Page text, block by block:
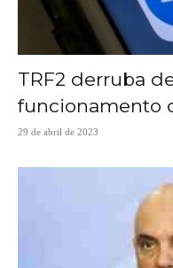
TRF2 derruba
funcionamento
29 de abril de 2023